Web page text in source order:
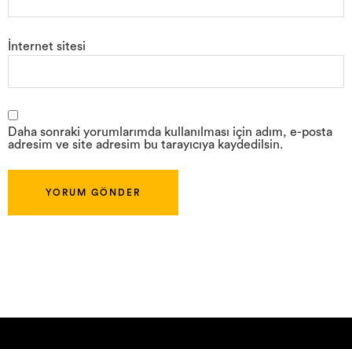
İnternet sitesi
Daha sonraki yorumlarımda kullanılması için adım, e-posta
adresim ve site adresim bu tarayıcıya kaydedilsin.